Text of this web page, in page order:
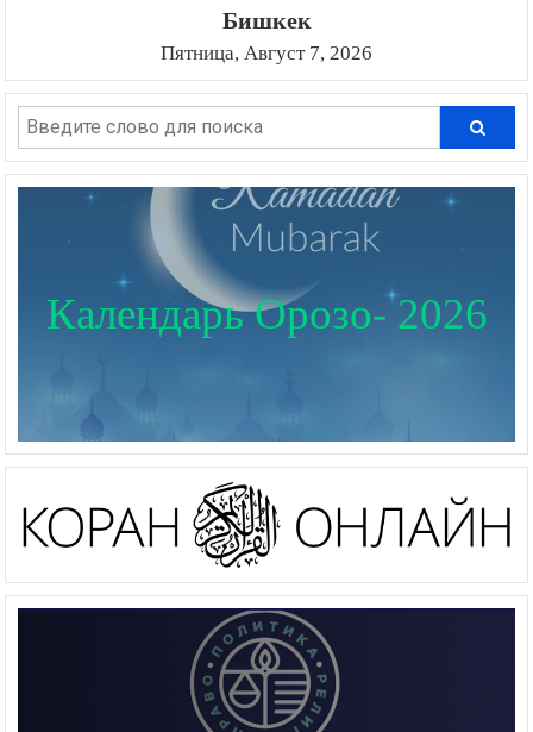
Бишкек
Пятница, Август 7, 2026
Календарь Орозо- 2026